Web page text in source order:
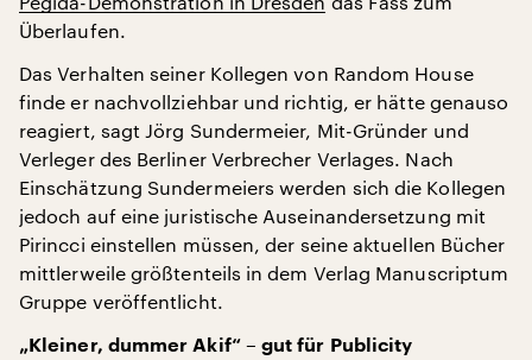
Überlaufen.
Das Verhalten seiner Kollegen von Random House
finde er nachvollziehbar und richtig, er hätte genauso
reagiert, sagt Jörg Sundermeier, Mit-Gründer und
Verleger des Berliner Verbrecher Verlages. Nach
Einschätzung Sundermeiers werden sich die Kollegen
jedoch auf eine juristische Auseinandersetzung mit
Pirincci einstellen müssen, der seine aktuellen Bücher
mittlerweile größtenteils in dem Verlag Manuscriptum
Gruppe veröffentlicht.
„Kleiner, dummer Akif“ – gut für Publicity